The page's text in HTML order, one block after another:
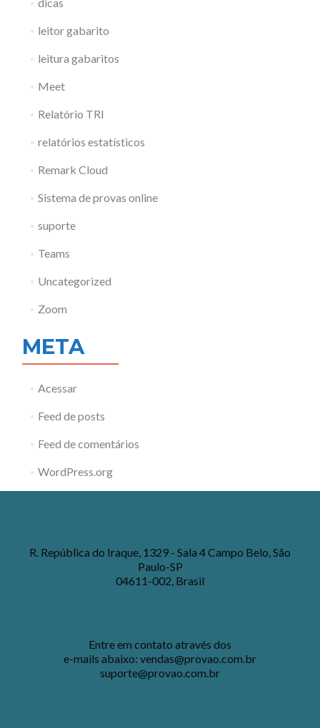
leitor gabarito
leitura gabaritos
Meet
Relatório TRI
relatórios estatísticos
Remark Cloud
Sistema de provas online
suporte
Teams
Uncategorized
Zoom
META
Acessar
Feed de posts
Feed de comentários
WordPress.org
R. República do Iraque, 1329 - Sala 4 Campo Belo, São
Paulo-SP
04611-002, Brasil
Entre em contato através dos
e-mails abaixo: vendas@provao.com.br
suporte@provao.com.br